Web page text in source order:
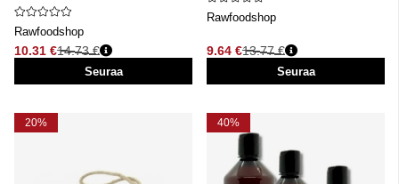
Rawfoodshop
10.31 €
Normaali hinta
14.73 €
Seuraa
Rawfoodshop
9.64 €
Normaali hinta
13.77 €
Seuraa
20% 40%